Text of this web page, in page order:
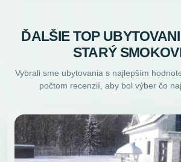
ĎALŠIE TOP
STARÝ
Vybrali sme ubytovania s najlepším
počtom recenzií, aby bol výber čo